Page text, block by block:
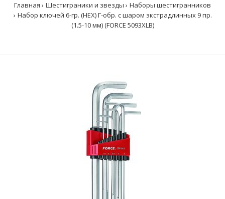
Главная Шестиграники и звезды
Наборы шестигранников
Набор ключей 6-гр. (HEX) Г-обр. с шаром экстрадлинных 9 пр.
(1.5-10 мм) (FORCE 5093XLB)